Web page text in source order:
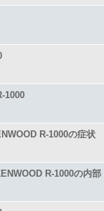
1000
R-1000の症状
R-1000の内部